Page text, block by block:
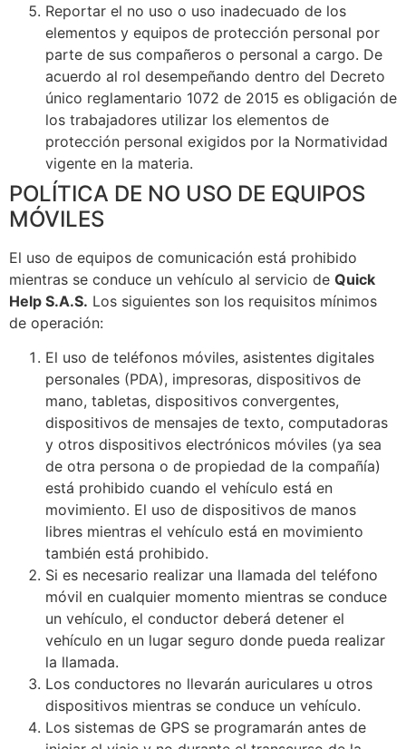
Reportar el no uso o uso inadecuado de los
elementos y equipos de protección personal por
parte de sus compañeros o personal a cargo. De
acuerdo al rol desempeñando dentro del Decreto
único reglamentario 1072 de 2015 es obligación de
los trabajadores utilizar los elementos de
protección personal exigidos por la Normatividad
vigente en la materia.
POLÍTICA DE NO USO DE EQUIPOS
MÓVILES
El uso de equipos de comunicación está prohibido
mientras se conduce un vehículo al servicio de Quick
Help S.A.S. Los siguientes son los requisitos mínimos
de operación:
El uso de teléfonos móviles, asistentes digitales
personales (PDA), impresoras, dispositivos de
mano, tabletas, dispositivos convergentes,
dispositivos de mensajes de texto, computadoras
y otros dispositivos electrónicos móviles (ya sea
de otra persona o de propiedad de la compañía)
está prohibido cuando el vehículo está en
movimiento. El uso de dispositivos de manos
libres mientras el vehículo está en movimiento
también está prohibido.
Si es necesario realizar una llamada del teléfono
móvil en cualquier momento mientras se conduce
un vehículo, el conductor deberá detener el
vehículo en un lugar seguro donde pueda realizar
la llamada.
Los conductores no llevarán auriculares u otros
dispositivos mientras se conduce un vehículo.
Los sistemas de GPS se programarán antes de